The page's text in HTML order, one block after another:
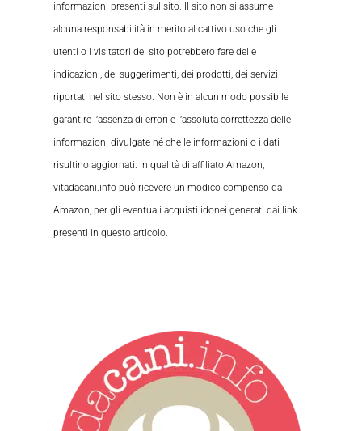
informazioni presenti sul sito. Il sito non si assume
alcuna responsabilità in merito al cattivo uso che gli
utenti o i visitatori del sito potrebbero fare delle
indicazioni, dei suggerimenti, dei prodotti, dei servizi
riportati nel sito stesso. Non è in alcun modo possibile
garantire l’assenza di errori e l’assoluta correttezza delle
informazioni divulgate né che le informazioni o i dati
risultino aggiornati. In qualità di affiliato Amazon,
vitadacani.info può ricevere un modico compenso da
Amazon, per gli eventuali acquisti idonei generati dai link
presenti in questo articolo.